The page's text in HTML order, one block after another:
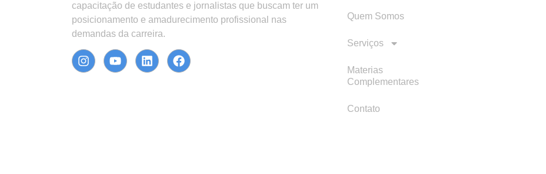
capacitação de estudantes e jornalistas que buscam ter um
posicionamento e amadurecimento profissional nas
demandas da carreira.
Quem Somos
Serviços
Materias
Complementares
Contato